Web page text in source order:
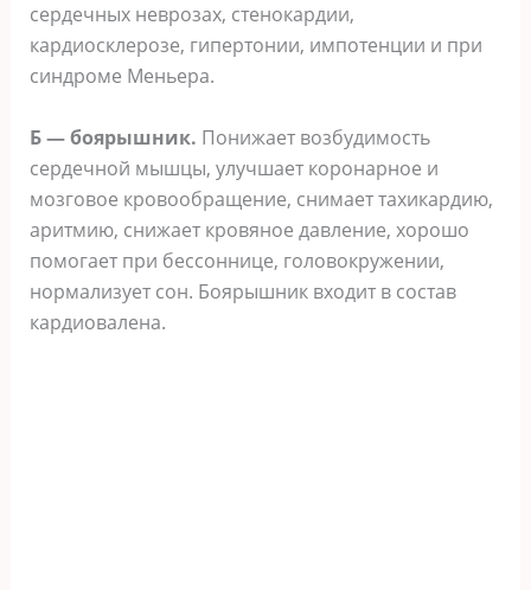
сердечных неврозах, стенокардии,
кардиосклерозе, гипертонии, импотенции и при
синдроме Меньера.
Б — боярышник. Понижает возбудимость
сердечной мышцы, улучшает коронарное и
мозговое кровообращение, снимает тахикардию,
аритмию, снижает кровяное давление, хорошо
помогает при бессоннице, головокружении,
нормализует сон. Боярышник входит в состав
кардиовалена.